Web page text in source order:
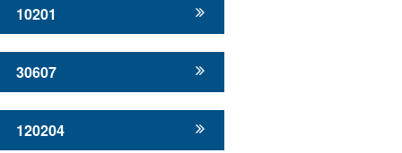
10201
30607
120204